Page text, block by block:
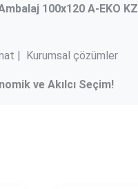
100x120 A-EKO KZ
| Kurumsal çözümler
ve Akılcı Seçim!